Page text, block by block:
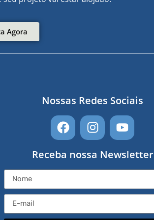
Agora
Nossas Redes Sociais
Receba nossa Newsletter